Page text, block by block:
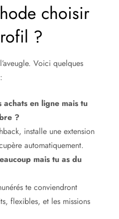
choisir
?
Voici quelques
achats en ligne mais tu
?
installe une extension
automatiquement.
mais tu as du
te conviendront
flexibles, et les missions